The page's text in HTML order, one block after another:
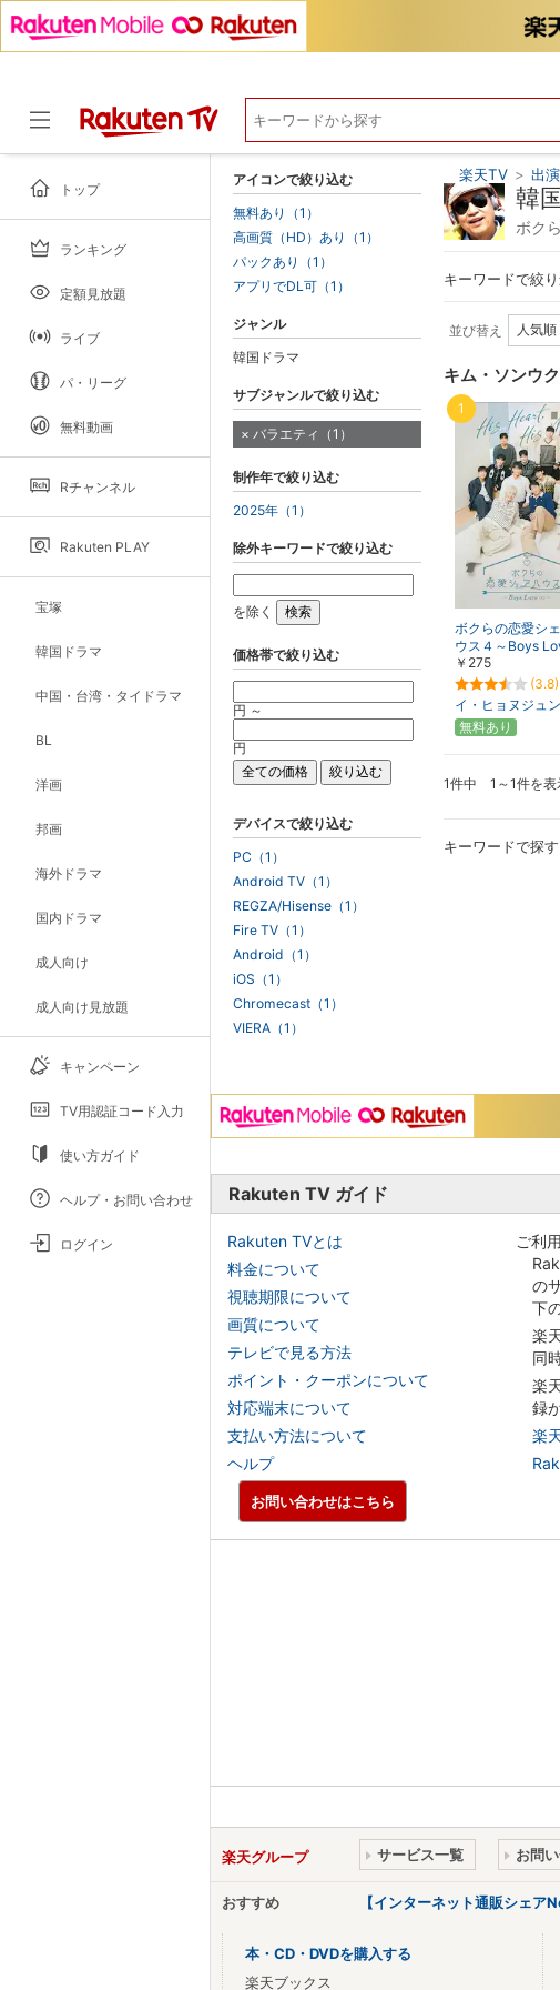
トップ
ランキング
定額見放題
ライブ
パ・リーグ
無料動画
Rチャンネル
Rakuten PLAY
宝塚
韓国ドラマ
中国・台湾・タイドラマ
BL
洋画
邦画
海外ドラマ
国内ドラマ
成人向け
成人向け見放題
キャンペーン
TV用認証コード入力
使い方ガイド
ヘルプ・お問い合わせ
ログイン
楽天TV > 出
韓
ボク
キーワードで絞
並び替え
キム・ソンウ
ボクらの恋愛シ
ウス４～Boys
（アンリミテッド
￥275
(3.8)
イ・ヒョヌジュン
1
無料あり
1件中 1～1件を表
キーワードで探す
アイコンで絞り込む
無料あり（1）
高画質（HD）あり（1）
パックあり（1）
アプリでDL可（1）
ジャンル
韓国ドラマ
サブジャンルで絞り込む
バラエティ（1）
制作年で絞り込む
2025年（1）
除外キーワードで絞り込む
を除く
価格帯で絞り込む
円 ～
円
デバイスで絞り込む
PC（1）
Android TV（1）
REGZA/Hisense（1）
Fire TV（1）
Android（1）
iOS（1）
Chromecast（1）
VIERA（1）
Rakuten TV ガイド
Rakuten TVとは
料金について
視聴期限について
画質について
テレビで見る方法
ポイント・クーポンについて
対応端末について
支払い方法について
ヘルプ
ご利
の
下
楽
同
楽
録
楽
お問い合わせはこちら
楽天グループ サービス一覧 お問
おすすめ 【インターネット通販シェ
本・CD・DVDを購入する
楽天ブックス